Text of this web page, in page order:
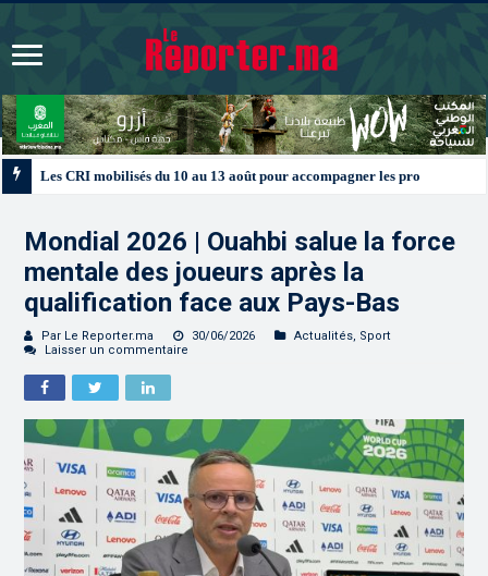
Mondial 2026 | Ouahbi salue la force
mentale des joueurs après la
qualification face aux Pays-Bas
Par Le Reporter.ma 30/06/2026 Actualités, Sport
Laisser un commentaire